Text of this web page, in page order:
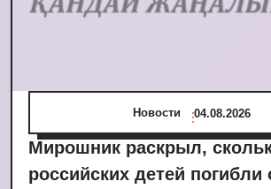
Новости 04.08.2026
Мирошник раскрыл,
российских детей погибли